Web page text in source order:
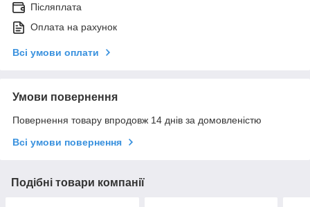
Післяплата
Оплата на рахунок
Всі умови оплати
Умови повернення
Повернення товару впродовж 14 днів за домовленістю
Всі умови повернення
Подібні товари компанії